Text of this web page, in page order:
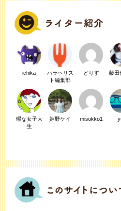
ichika
ハラヘリス
ト編集部
どりす 藤田
暇な女子大
生
姫野ケイ misokko1